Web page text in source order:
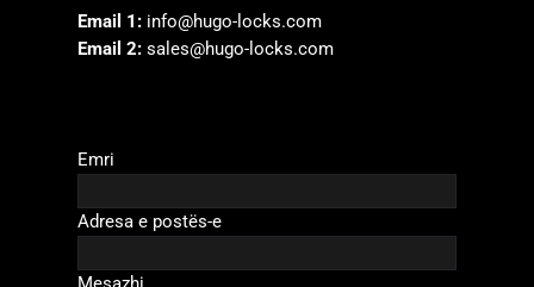
Email 1: info@hugo-locks.com
Email 2:sales@hugo-locks.com
Emri
Adresa e postës-e